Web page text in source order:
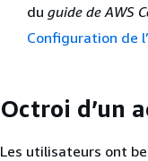
du guide de AWS
Configuration de
Octroi d’un
Les utilisateurs ont